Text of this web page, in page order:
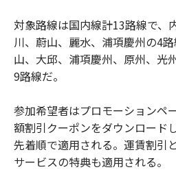
対象路線は国内線計13路線で、
川、蔚山、麗水、浦項慶州の4
山、大邱、浦項慶州、原州、光
9路線だ。
参加希望者はプロモーションペ
額割引クーポンをダウンロード
先着順で適用される。運賃割引
サービスの特典も適用される。